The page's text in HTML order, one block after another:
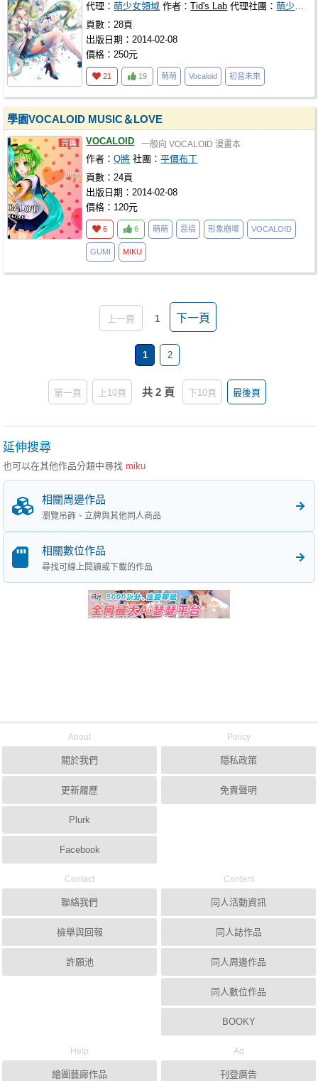
代理：萌少女領域 作者：Tid's Lab 代理社團：萌少女領域
頁數：28頁
出版日期：2014-02-08
價格：250元
21 19 萌萌 Vocaloid 初音未來
學園VOCALOID MUSIC＆LOVE
VOCALOID 一般向 VOCALOID 漫畫本
作者：Q將 社團：平價布丁
頁數：24頁
出版日期：2014-02-08
價格：120元
6 6 萌萌 惡搞 形象崩壞 VOCALOID
GUMI MIKU
上一頁 1 下一頁
1 2
第一頁 上10頁 共 2 頁 下10頁 最後頁
延伸搜尋
也可以在其他作品分類中尋找 miku
相關周邊作品
瀏覽吊飾、立牌與其他同人商品
相關數位作品
尋找可線上閱讀或下載的作品
About
關於我們
更新履歷
Plurk
Facebook
Policy
隱私政策
免責聲明
Contact
聯絡我們
檢舉與回報
許願池
Content
同人活動資訊
同人誌作品
同人周邊作品
同人數位作品
BOOKY
Help
繪圖藝廊作品
Ad
刊登廣告